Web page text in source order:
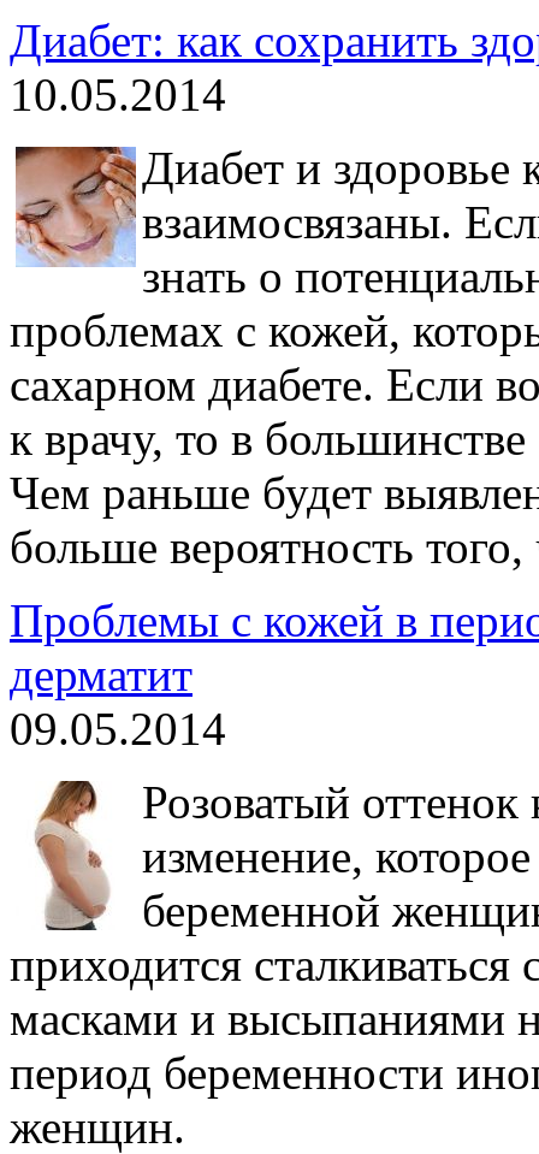
Диабет: как сохранить
10.05.2014
Диабет и здоровье
взаимосвязаны.
знать о
проблемах с кожей,
сахарном диабете. Если
к врачу, то в
Чем раньше будет
больше вероятность
Проблемы с кожей в
дерматит
09.05.2014
Розоватый
изменение,
беременной
приходится
масками и высыпаниями
период беременности
женщин.